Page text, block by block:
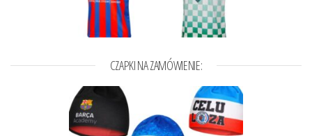
CZAPKI NA ZAMÓWIENIE: